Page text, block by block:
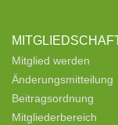
Mitglied werden
Änderungsmitteilung
Beitragsordnung
Mitgliederbereich